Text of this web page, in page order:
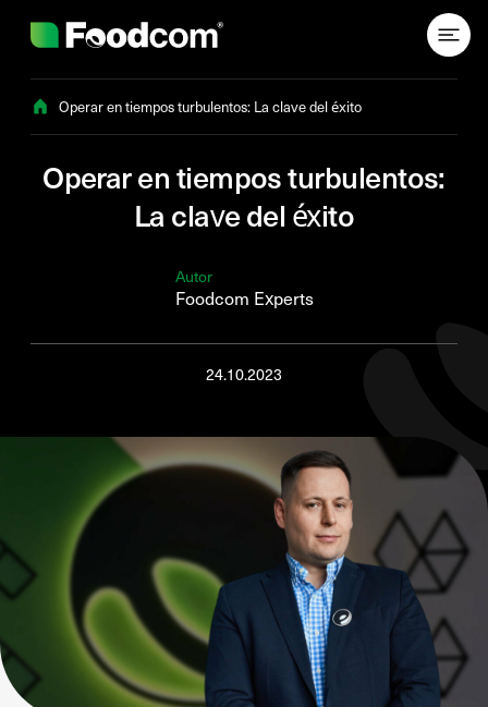
Operar en tiempos turbulentos: La clave del éxito
Operar en tiempos turbulentos:
La clave del éxito
Autor
Foodcom Experts
24.10.2023